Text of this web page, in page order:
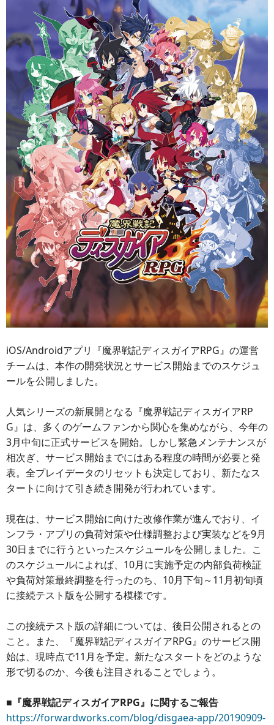
iOS/Androidアプリ『魔界戦記ディスガイアRPG』の運営
チームは、本作の開発状況とサービス開始までのスケジュ
ールを公開しました。
人気シリーズの新展開となる『魔界戦記ディスガイアRP
G』は、多くのゲームファンから関心を集めながら、今年の
3月中旬に正式サービスを開始。しかし緊急メンテナンスが
相次ぎ、サービス開始までにはある程度の時間が必要と発
表。全プレイデータのリセットも決定しており、新たなス
タートに向けて引き続き開発が行われています。
現在は、サービス開始に向けた改修作業が進んでおり、イ
ンフラ・アプリの負荷対策や仕様調整および実装などを9月
30日までに行うといったスケジュールを公開しました。こ
のスケジュールによれば、10月に実施予定の内部負荷検証
や負荷対策最終調整を行ったのち、10月下旬～11月初旬頃
に接続テスト版を公開する模様です。
この接続テスト版の詳細については、後日公開されるとの
こと。また、『魔界戦記ディスガイアRPG』のサービス開
始は、現時点で11月を予定。新たなスタートをどのような
形で切るのか、今後も注目されることでしょう。
■『魔界戦記ディスガイアRPG』に関するご報告
https://forwardworks.com/blog/disgaea-app/20190909-